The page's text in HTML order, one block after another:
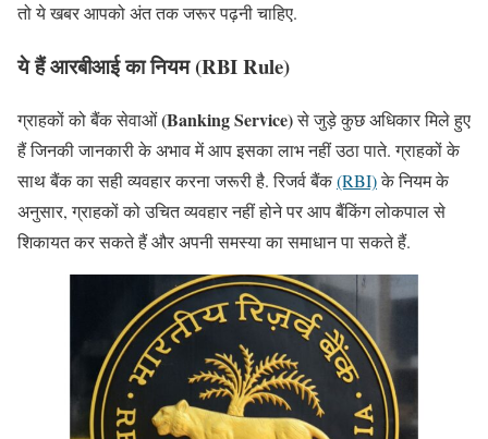
तो ये खबर आपको अंत तक जरूर पढ़नी चाहिए.
ये हैं आरबीआई का नियम (RBI Rule)
ग्राहकों को बैंक सेवाओं(Banking Service)से जुड़े कुछ अधिकार मिले हुए
हैं जिनकी जानकारी के अभाव में आप इसका लाभ नहीं उठा पाते. ग्राहकों के
साथ बैंक का सही व्यवहार करना जरूरी है. रिजर्व बैंक(RBI)के नियम के
अनुसार, ग्राहकों को उचित व्यवहार नहीं होने पर आप बैंकिंग लोकपाल से
शिकायत कर सकते हैं और अपनी समस्या का समाधान पा सकते हैं.